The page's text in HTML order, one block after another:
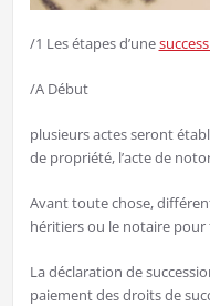
/1 Les étapes d’une
/A Début
plusieurs actes seront
de propriété, l’acte de
Avant toute chose,
héritiers ou le notaire
La déclaration de
paiement des droits de